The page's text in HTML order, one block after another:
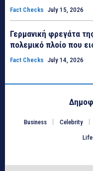
Fact Checks July 15, 2026
Γερμανική φρεγάτα
πολεμικό πλοίο που
Fact Checks July 14, 2026
Business Celebrity